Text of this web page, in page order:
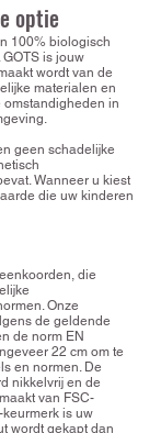
optie
100% biologisch
is jouw
wordt van de
materialen en
in
geen schadelijke
Wanneer u kiest
die uw kinderen
die
Onze
de geldende
de norm EN
22 cm om te
en normen. De
nikkelvrij en de
van FSC-
is uw
wordt gekapt dan